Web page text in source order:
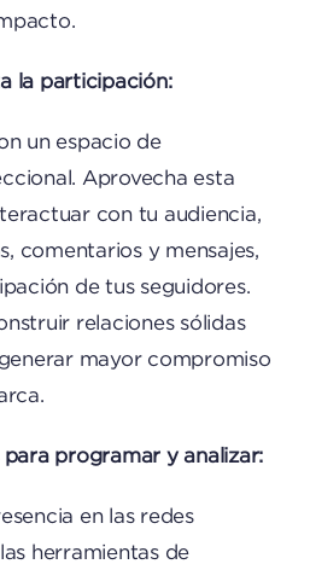
la participación:
un espacio de
Aprovecha esta
con tu audiencia,
comentarios y mensajes,
de tus seguidores.
relaciones sólidas
mayor compromiso
programar y analizar:
en las redes
herramientas de